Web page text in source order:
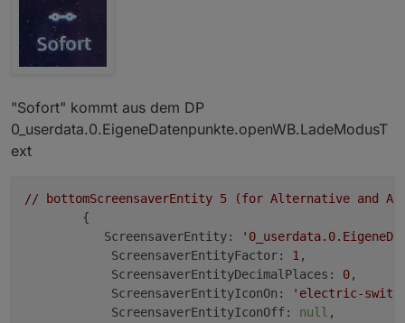
"Sofort" kommt aus dem DP
0_userdata.0.EigeneDatenpunkte.openWB.LadeModusT
ext
// bottomScreensaverEntity 5 (for Alternative and
        {
ScreensaverEntity:
ScreensaverEntityFactor:
1,
ScreensaverEntityDecimalPlaces:
0,
ScreensaverEntityIconOn:
'electric-
ScreensaverEntityIconOff:
null ,